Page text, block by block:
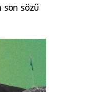
son sözü